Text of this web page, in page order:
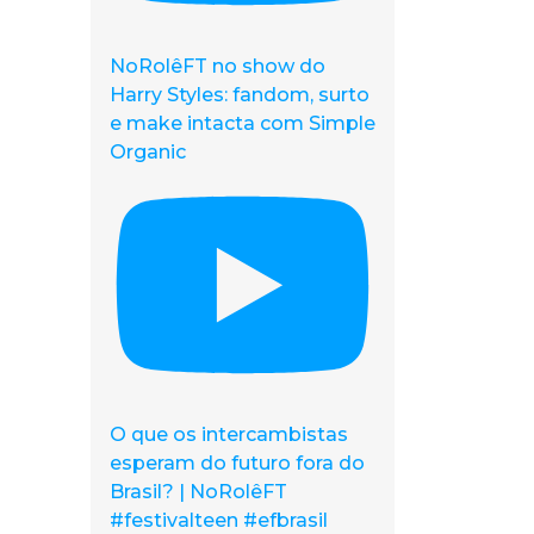
NoRolêFT no show do
Harry Styles: fandom, surto
e make intacta com Simple
Organic
O que os intercambistas
esperam do futuro fora do
Brasil? | NoRolêFT
#festivalteen #efbrasil